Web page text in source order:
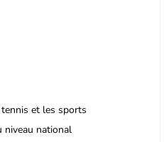
tennis et les sports
niveau national